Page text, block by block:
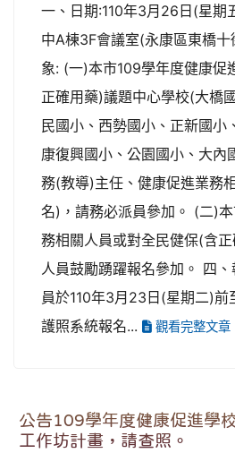
一、日期:110年3月26日(星期
中A棟3F會議室(永康區東橋
象: (一)本市109學年度健康促
正確用藥)議題中心學校(大橋
民國小、西勢國小、正新國小
康復興國小、公園國小、大內
務(教導)主任、健康促進業務
名)，請務必派員參加。 (二)
務相關人員或對全民健保(含
人員鼓勵踴躍報名參加。 四
員於110年3月23日(星期二)前
護照系統報名...
觀看完整文章
公告109學年度健康促進學
工作坊計畫，請查照。